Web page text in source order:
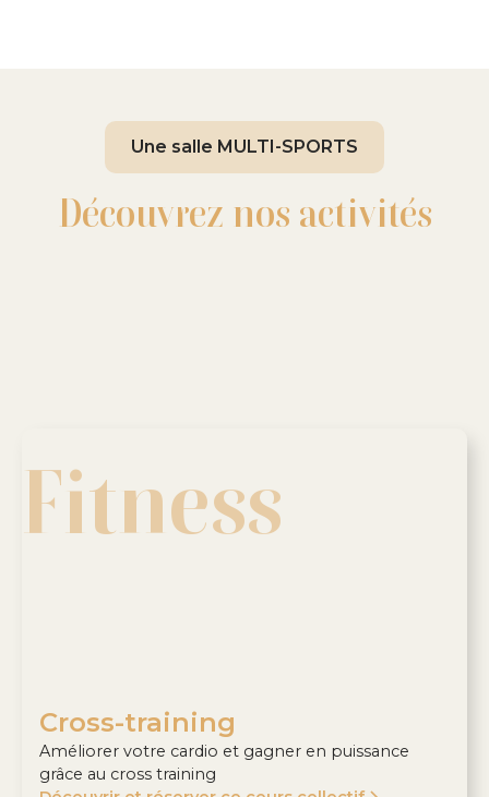
Une salle MULTI-SPORTS
Découvrez nos activités
Fitness
Cross-training
Améliorer votre cardio et gagner en puissance
grâce au cross training